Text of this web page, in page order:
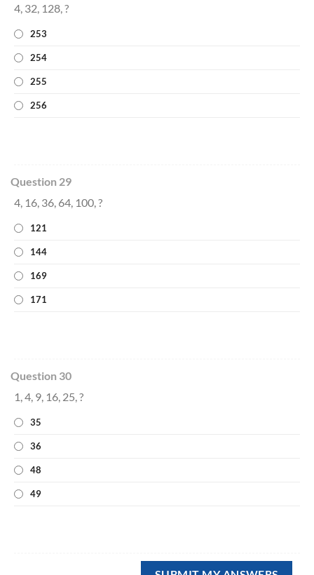
4, 32, 128, ?
253
254
255
256
Question 29
4, 16, 36, 64, 100, ?
121
144
169
171
Question 30
1, 4, 9, 16, 25, ?
35
36
48
49